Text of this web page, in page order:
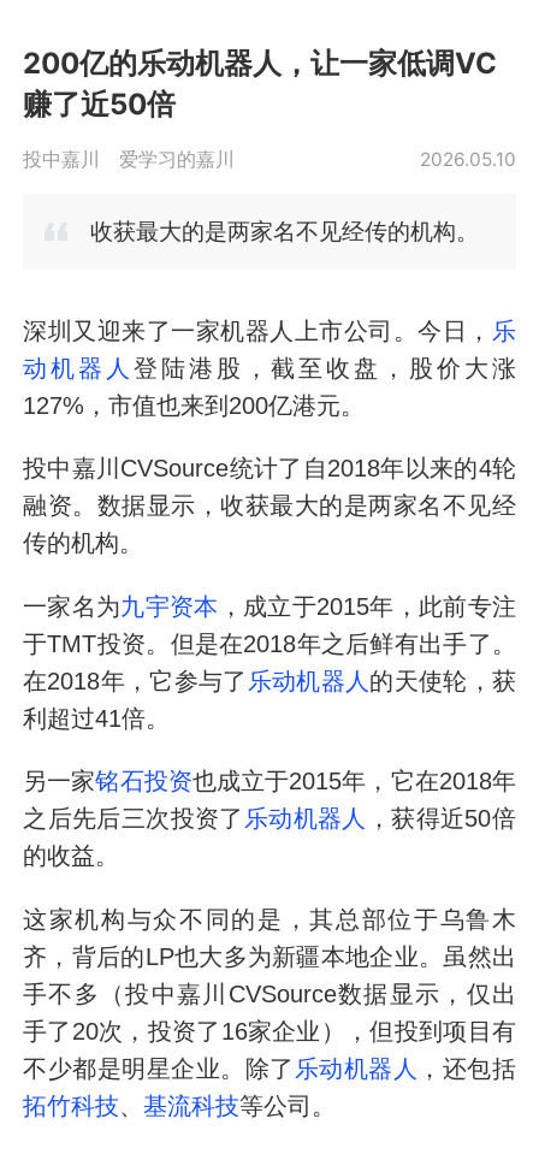
200亿的乐动机器人，让一家低调VC
赚了近50倍
投中嘉川 爱学习的嘉川 2026.05.10
收获最大的是两家名不见经传的机构。
深圳又迎来了一家机器人上市公司。今日， 乐
动机器人 登陆港股，截至收盘，股价大涨
127%，市值也来到200亿港元。
投中嘉川CVSource统计了自2018年以来的4轮
融资。数据显示，收获最大的是两家名不见经
传的机构。
一家名为九宇资本 ，成立于2015年，此前专注
于TMT投资。但是在2018年之后鲜有出手了。
在2018年，它参与了 乐动机器人 的天使轮，获
利超过41倍。
另一家铭石投资也成立于2015年，它在2018年
之后先后三次投资了 乐动机器人
，获得近50倍
的收益。
这家机构与众不同的是，其总部位于乌鲁木
齐，背后的LP也大多为新疆本地企业。虽然出
手不多（投中嘉川CVSource数据显示，仅出
手了20次，投资了16家企业），但投到项目有
不少都是明星企业。除了 乐动机器人 ，还包括
拓竹科技、基流科技等公司。